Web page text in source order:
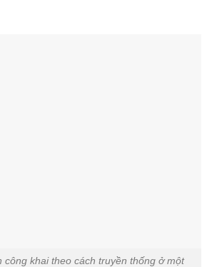
công khai theo cách truyền thống ở một